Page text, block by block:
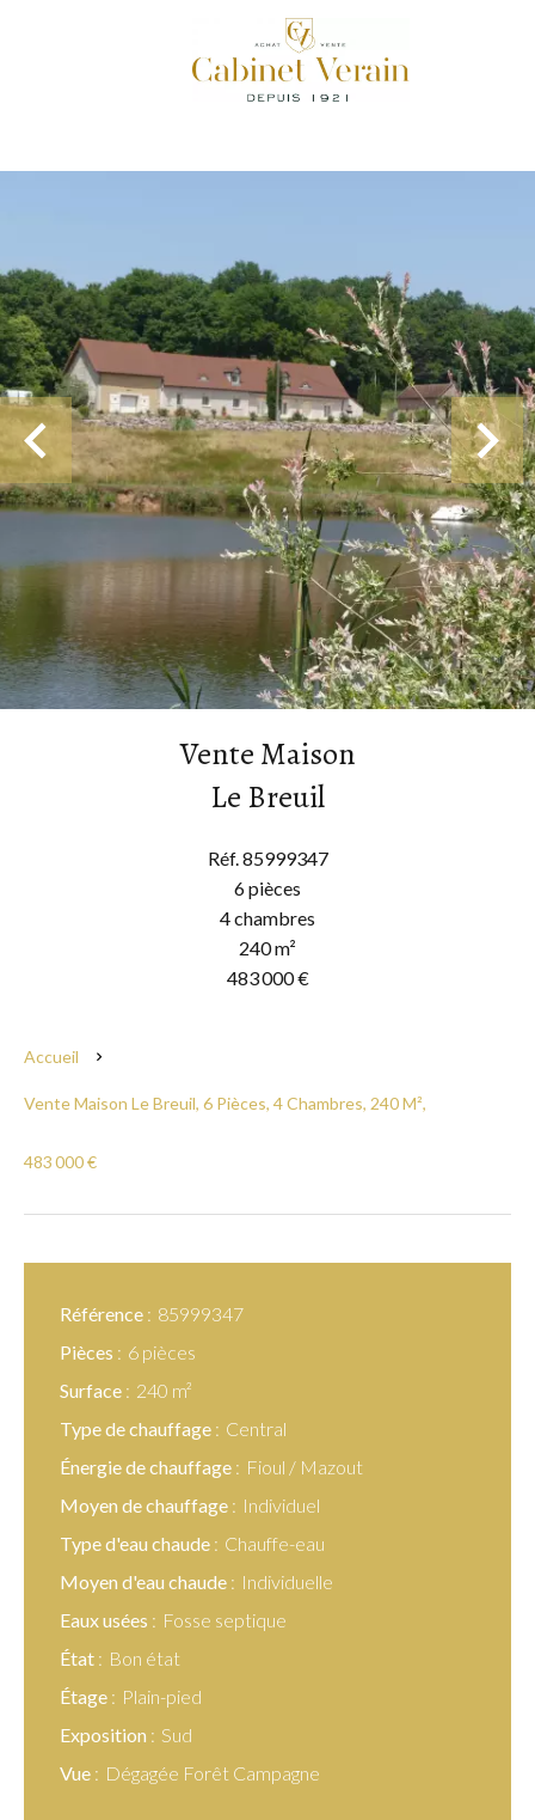
Vente Maison
Le Breuil
Réf. 85999347
6 pièces
4 chambres
240 m²
483 000 €
Accueil
Vente Maison Le Breuil, 6 Pièces, 4 Chambres, 240 M²,
483 000 €
Référence
85999347
Pièces
6 pièces
Surface
240 m²
Type de chauffage
Central
Énergie de chauffage
Fioul / Mazout
Moyen de chauffage
Individuel
Type d'eau chaude
Chauffe-eau
Moyen d'eau chaude
Individuelle
Eaux usées
Fosse septique
État
Bon état
Étage
Plain-pied
Exposition
Sud
Vue
Dégagée Forêt Campagne